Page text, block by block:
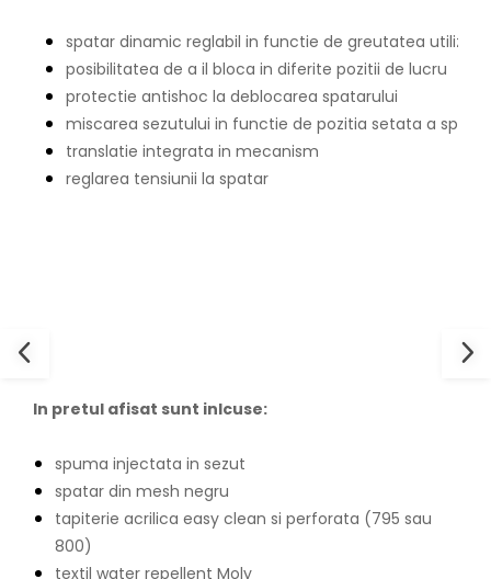
spatar dinamic reglabil in functie de greutatea
posibilitatea de a il bloca in diferite pozitii de lucru
protectie antishoc la deblocarea spatarului
miscarea sezutului in functie de pozitia setata a
translatie integrata in mecanism
reglarea tensiunii la spatar
In pretul afisat sunt inlcuse:
spuma injectata in sezut
spatar din mesh negru
tapiterie acrilica easy clean si perforata (795 sau
800)
textil water repellent Moly